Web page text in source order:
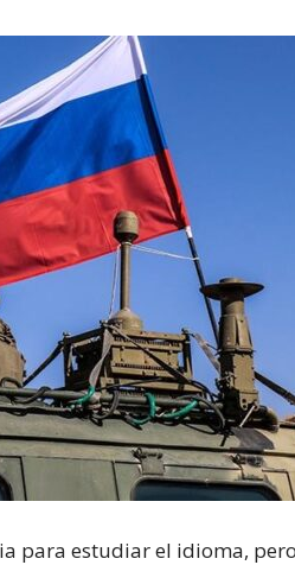
para estudiar el idioma, pero